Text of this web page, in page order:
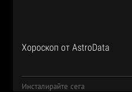
Хороскоп от AstroData
Инсталирайте сега